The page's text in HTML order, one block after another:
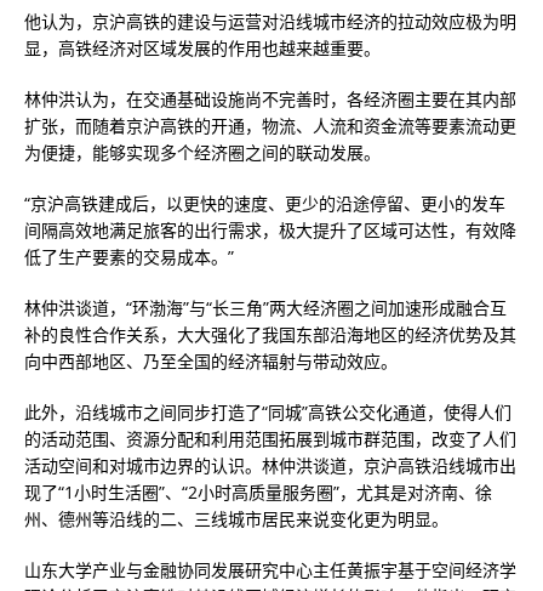
他认为，京沪高铁的建设与运营对沿线城市经济的拉动效应极为明
显，高铁经济对区域发展的作用也越来越重要。
林仲洪认为，在交通基础设施尚不完善时，各经济圈主要在其内部
扩张，而随着京沪高铁的开通，物流、人流和资金流等要素流动更
为便捷，能够实现多个经济圈之间的联动发展。
“京沪高铁建成后，以更快的速度、更少的沿途停留、更小的发车
间隔高效地满足旅客的出行需求，极大提升了区域可达性，有效降
低了生产要素的交易成本。”
林仲洪谈道，“环渤海”与“长三角”两大经济圈之间加速形成融合互
补的良性合作关系，大大强化了我国东部沿海地区的经济优势及其
向中西部地区、乃至全国的经济辐射与带动效应。
此外，沿线城市之间同步打造了“同城”高铁公交化通道，使得人们
的活动范围、资源分配和利用范围拓展到城市群范围，改变了人们
活动空间和对城市边界的认识。林仲洪谈道，京沪高铁沿线城市出
现了“1小时生活圈”、“2小时高质量服务圈”，尤其是对济南、徐
州、德州等沿线的二、三线城市居民来说变化更为明显。
山东大学产业与金融协同发展研究中心主任黄振宇基于空间经济学